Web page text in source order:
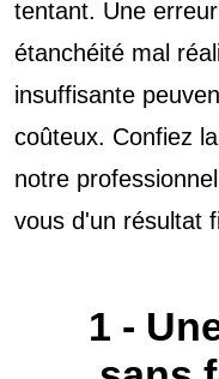
tentant. Une
étanchéité mal
insuffisante
coûteux. Confiez la
notre
vous d'un résultat
1 -